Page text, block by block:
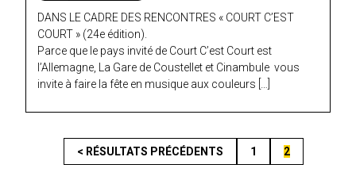
DANS LE CADRE DES RENCONTRES « COURT C’EST
COURT » (24e édition).
Parce que le pays invité de Court C’est Court est
l’Allemagne, La Gare de Coustellet et Cinambule vous
invite à faire la fête en musique aux couleurs […]
< RÉSULTATS PRÉCÉDENTS 1 2